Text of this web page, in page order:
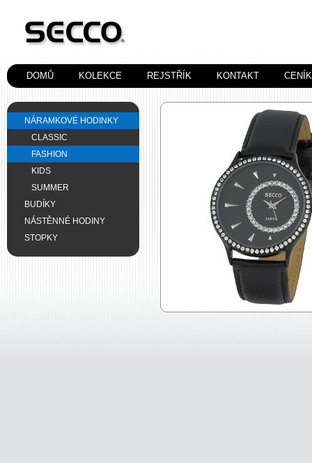
DOMŮ KOLEKCE REJSTŘÍK KONTAKT
NÁRAMKOVÉ HODINKY
CLASSIC
FASHION
KIDS
SUMMER
BUDÍKY
NÁSTĚNNÉ HODINY
STOPKY